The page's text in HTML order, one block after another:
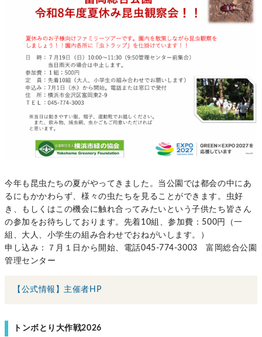
今年も昆虫たちの夏がやってきました。当公園では都会の中にあ
るにもかかわらず、様々の虫たちを見ることができます。虫好
き、もしくはこの機会に触れ合ってみたいという子供たち皆さん
の参加をお待ちしております。先着10組、参加費：500円（一
組、大人、小学生の組み合わせでおねがいします。）
申し込み：７月１日から開始、電話045-774-3003 富岡総合公園
管理センター
【公式情報】主催者HP
トンボとり大作戦2026